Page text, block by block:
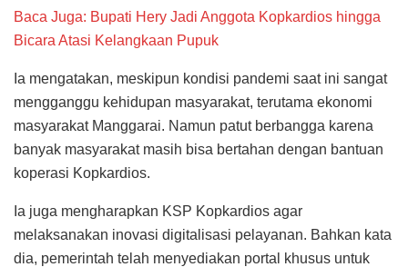
Baca Juga: Bupati Hery Jadi Anggota Kopkardios hingga
Bicara Atasi Kelangkaan Pupuk
Ia mengatakan, meskipun kondisi pandemi saat ini sangat
mengganggu kehidupan masyarakat, terutama ekonomi
masyarakat Manggarai. Namun patut berbangga karena
banyak masyarakat masih bisa bertahan dengan bantuan
koperasi Kopkardios.
Ia juga mengharapkan KSP Kopkardios agar
melaksanakan inovasi digitalisasi pelayanan. Bahkan kata
dia, pemerintah telah menyediakan portal khusus untuk